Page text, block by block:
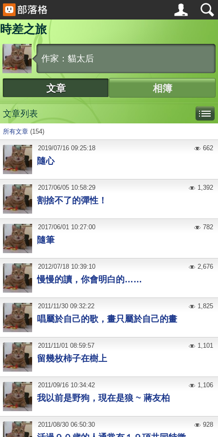
時差之旅
作家：貓太后
文章 相簿
文章列表
所有文章 (154)
隨心
2019/07/16 09:25:18 662
割捨不了的彈性！
2017/06/05 10:58:29 1,392
隨筆
2017/06/01 10:27:00 782
慢慢的讀，你會明白的……
2012/07/18 10:39:10 2,676
唱屬於自己的歌，畫只屬於自己的畫
2011/11/30 09:32:22 1,825
留幾枚柿子在樹上
2011/11/01 08:59:57 1,101
我以前是野狗，現在是狼 ~ 蔣友柏
2011/09/16 10:34:42 1,106
2011/08/30 06:50:30 928